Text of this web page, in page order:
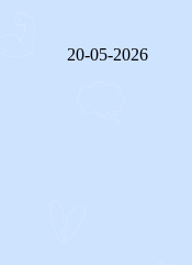
20-05-2026